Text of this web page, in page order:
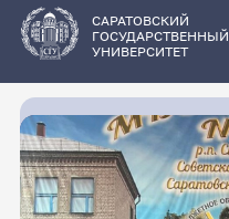
основному
содержанию
САРАТОВСКИЙ
ГОСУДАРСТВЕННЫЙ
УНИВЕРСИТЕТ